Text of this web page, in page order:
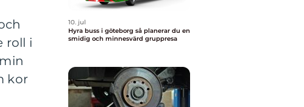
roll i
kor
10. jul
Hyra buss i göteborg så planerar du en
smidig och minnesvärd gruppresa